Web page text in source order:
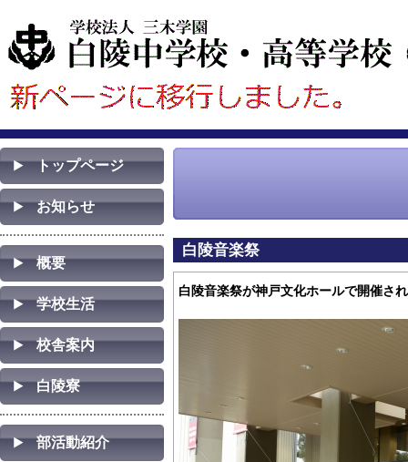
白陵音楽祭
白陵音楽祭が神戸文化ホールで開催さ
トップページ
お知らせ
概要
学校生活
校舎案内
白陵寮
部活動紹介